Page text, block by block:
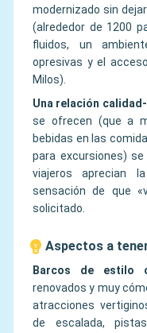
modernizado sin
(alrededor de 1200
fluidos, un
opresivas y el
Milos).
Una relación
se ofrecen (que a
bebidas en las
para excursiones)
viajeros aprecian
sensación de que
solicitado.
Aspectos a
Barcos de estilo
renovados y muy
atracciones
de escalada,